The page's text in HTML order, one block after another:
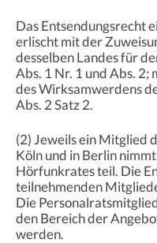
Das Entsendungsrecht
erlischt mit der
desselben Landes für
Abs. 1 Nr. 1 und Abs.
des Wirksamwerdens
Abs. 2 Satz 2.
(2) Jeweils ein Mitglied
Köln und in Berlin
Hörfunkrates teil. Die
teilnehmenden
Die
den Bereich der
werden.